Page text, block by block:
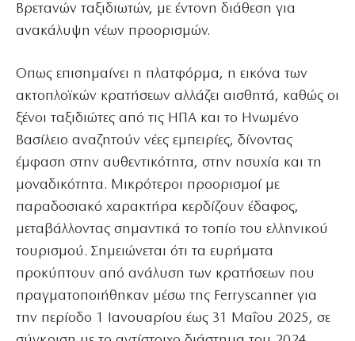
Βρετανών ταξιδιωτών, με έντονη διάθεση για
ανακάλυψη νέων προορισμών.
Οπως επισημαίνει η πλατφόρμα, η εικόνα των
ακτοπλοϊκών κρατήσεων αλλάζει αισθητά, καθώς οι
ξένοι ταξιδιώτες από τις ΗΠΑ και το Ηνωμένο
Βασίλειο αναζητούν νέες εμπειρίες, δίνοντας
έμφαση στην αυθεντικότητα, στην ησυχία και τη
μοναδικότητα. Μικρότεροι προορισμοί με
παραδοσιακό χαρακτήρα κερδίζουν έδαφος,
μεταβάλλοντας σημαντικά το τοπίο του ελληνικού
τουρισμού. Σημειώνεται ότι τα ευρήματα
προκύπτουν από ανάλυση των κρατήσεων που
πραγματοποιήθηκαν μέσω της Ferryscanner για
την περίοδο 1 Ιανουαρίου έως 31 Μαΐου 2025, σε